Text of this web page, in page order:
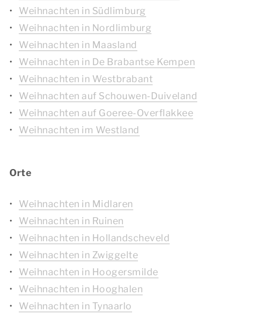
Weihnachten in Südlimburg
Weihnachten in Nordlimburg
Weihnachten in Maasland
Weihnachten in De Brabantse Kempen
Weihnachten in Westbrabant
Weihnachten auf Schouwen-Duiveland
Weihnachten auf Goeree-Overflakkee
Weihnachten im Westland
Orte
Weihnachten in Midlaren
Weihnachten in Ruinen
Weihnachten in Hollandscheveld
Weihnachten in Zwiggelte
Weihnachten in Hoogersmilde
Weihnachten in Hooghalen
Weihnachten in Tynaarlo